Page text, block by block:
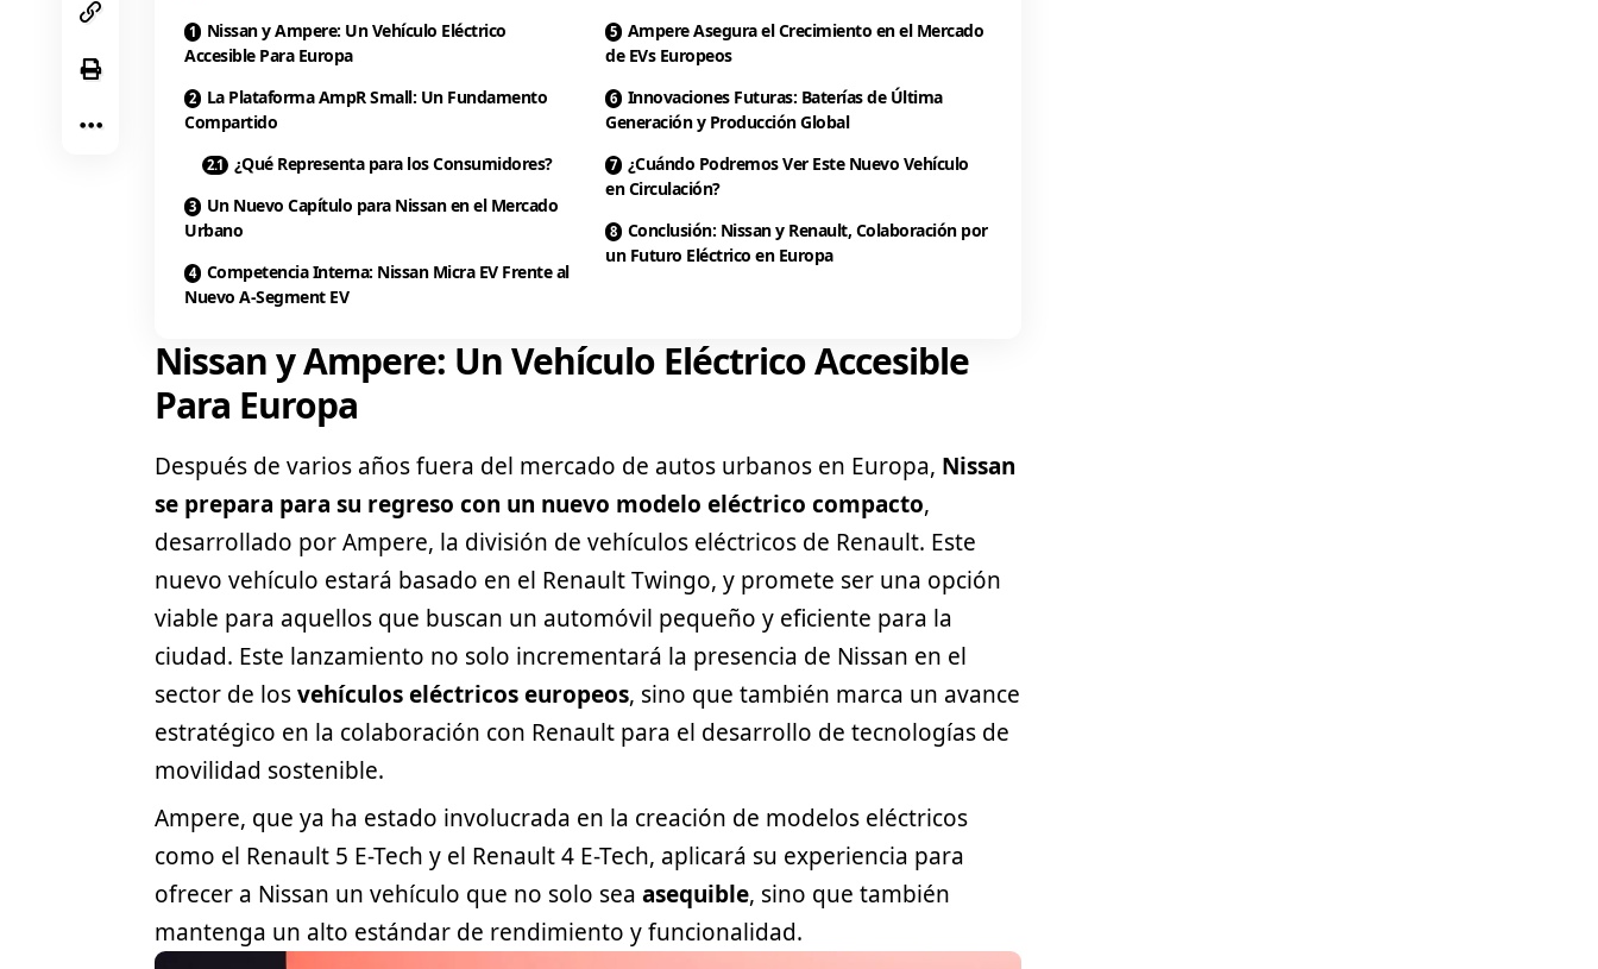
Nissan y Ampere: Un Vehículo Eléctrico
Accesible Para Europa
La Plataforma AmpR Small: Un Fundamento
Compartido
¿Qué Representa para los Consumidores?
Un Nuevo Capítulo para Nissan en el Mercado
Urbano
Competencia Interna: Nissan Micra EV Frente al
Nuevo A-Segment EV
Ampere Asegura el Crecimiento en el Mercado
de EVs Europeos
Innovaciones Futuras: Baterías de Última
Generación y Producción Global
¿Cuándo Podremos Ver Este Nuevo Vehículo
en Circulación?
Conclusión: Nissan y Renault, Colaboración por
un Futuro Eléctrico en Europa
Nissan y Ampere: Un Vehículo Eléctrico Accesible
Para Europa
Después de varios años fuera del mercado de autos urbanos en Europa, Nissan
se prepara para su regreso con un nuevo modelo eléctrico compacto,
desarrollado por Ampere, la división de vehículos eléctricos de Renault. Este
nuevo vehículo estará basado en el RenaultTwingo, y promete ser una opción
viable para aquellos que buscan un automóvil pequeño y eficiente para la
ciudad. Este lanzamiento no solo incrementará la presencia de Nissan en el
sector de losvehículos eléctricoseuropeos, sino que también marca un avance
estratégico en la colaboración con Renault para el desarrollo de tecnologías de
movilidad sostenible.
Ampere, que ya ha estado involucrada en la creación de modelos eléctricos
como el Renault 5 E-Tech y el Renault 4 E-Tech, aplicará su experiencia para
ofrecer a Nissan un vehículo que no solo sea asequible, sino que también
mantenga un alto estándar de rendimiento y funcionalidad.